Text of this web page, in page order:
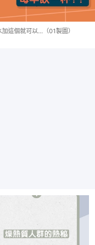
這個就可以…（01製圖）